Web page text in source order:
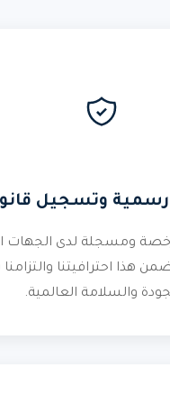
وتسجيل
ومسجلة لدى الجهات
هذا احترافيتنا والتزامنا
والسلامة العالمية.